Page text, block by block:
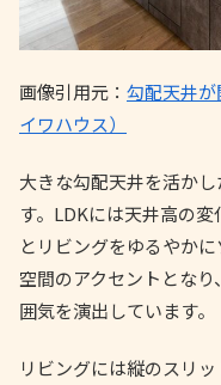
画像引用元： 勾配天井
イワハウス）
大きな勾配天井を活か
す。LDKには天井高の
とリビングをゆるやか
空間のアクセントとな
囲気を演出しています。
リビングには縦のスリ